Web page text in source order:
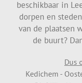
beschikbaar in
dorpen en
van de plaatsen
de buurt?
Dus
Kedichem -